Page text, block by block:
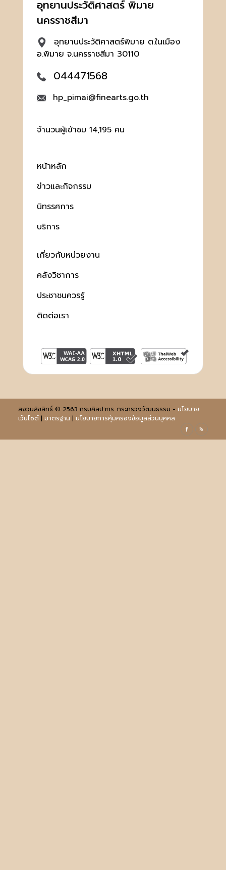
อุทยานประวัติศาสตร์ พิมาย
นครราชสีมา
อุทยานประวัติศาสตร์พิมาย ต.ในเมือง
อ.พิมาย จ.นครราชสีมา 30110
044471568
hp_pimai@finearts.go.th
จำนวนผู้เข้าชม 14,195 คน
หน้าหลัก
ข่าวและกิจกรรม
นิทรรศการ
บริการ
เกี่ยวกับหน่วยงาน
คลังวิชาการ
ประชาชนควรรู้
ติดต่อเรา
สงวนลิขสิทธิ์ © 2563 กรมศิลปากร. กระทรวงวัฒนธรรม - นโยบาย
เว็บไซต์| มาตรฐาน | นโยบายการคุ้มครองข้อมูลส่วนบุคคล